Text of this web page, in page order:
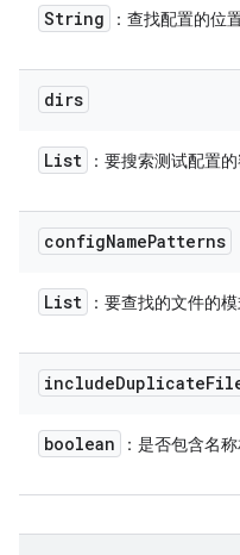
String ：查找配置的位
dirs
List ：要搜索测试配置
configNamePatterns
List ：要查找的文件的模
includeDuplicate
boolean ：是否包含名